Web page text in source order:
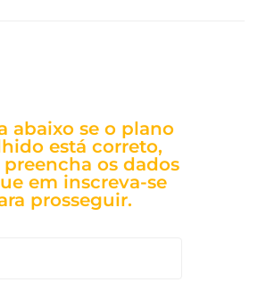
abaixo se o plano
está correto,
os dados
em inscreva-se
prosseguir.